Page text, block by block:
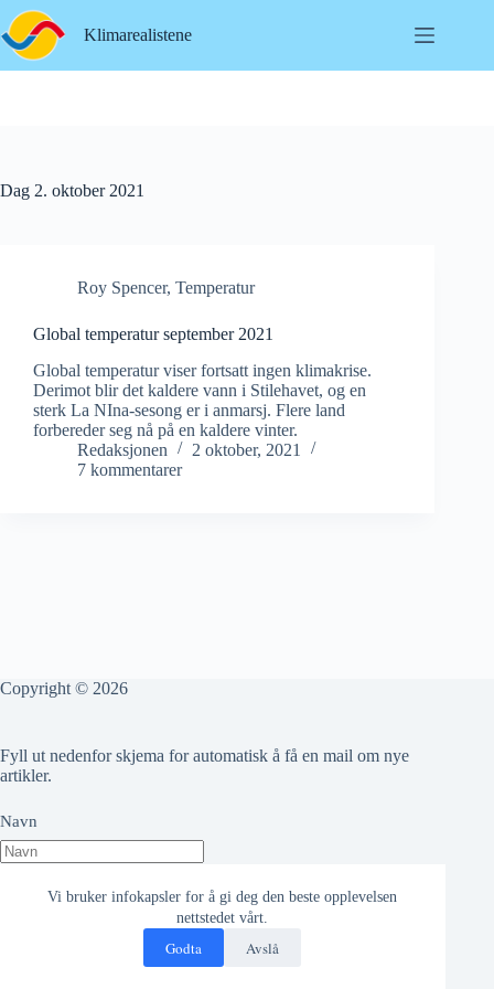
Hopp
til
innholdet
Vi bruker infokapsler for å gi deg den beste opplevelsen
nettstedet vårt.
Godta Avslå
Klimarealistene
Dag 2. oktober 2021
Roy Spencer, Temperatur
Global temperatur september 2021
Global temperatur viser fortsatt ingen klimakrise.
Derimot blir det kaldere vann i Stilehavet, og en
sterk La NIna-sesong er i anmarsj. Flere land
forbereder seg nå på en kaldere vinter.
Redaksjonen
2 oktober, 2021
7 kommentarer
Copyright © 2026
Fyll ut nedenfor skjema for automatisk å få en mail om nye
artikler.
Navn